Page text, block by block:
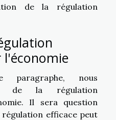
de la régulation
l'économie
paragraphe, nous
de la régulation
Il sera question
efficace peut